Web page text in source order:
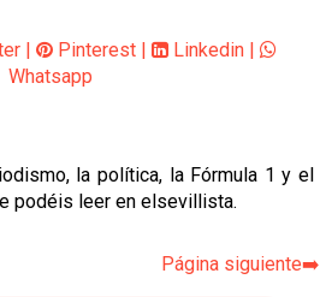
Pinterest Linkedin
Whatsapp
la política, la Fórmula 1 y el
podéis leer en elsevillista.
Página siguiente➡️